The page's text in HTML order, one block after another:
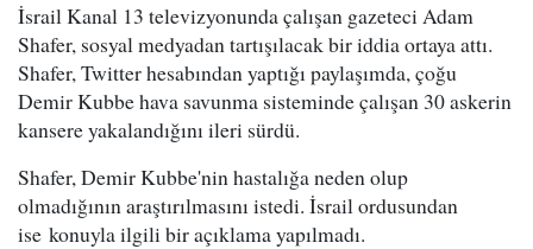
İsrail Kanal 13 televizyonunda çalışan gazeteci Adam
Shafer, sosyal medyadan tartışılacak bir iddia ortaya attı.
Shafer, Twitter hesabından yaptığı paylaşımda, çoğu
Demir Kubbe hava savunma sisteminde çalışan 30 askerin
kansere yakalandığını ileri sürdü.
Shafer, Demir Kubbe'nin hastalığa neden olup
olmadığının araştırılmasını istedi. İsrail ordusundan
ise konuyla ilgili bir açıklama yapılmadı.